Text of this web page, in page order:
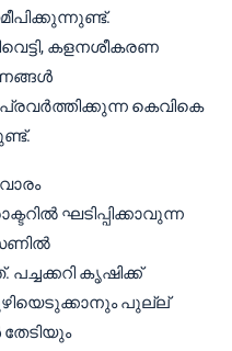
കളനശീകരണ
കെവികെ
ഘടിപ്പിക്കാവുന്ന
കൃഷിക്ക്
പുല്ല്